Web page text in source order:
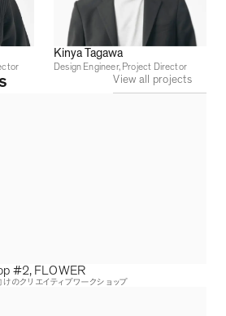
Kinya Tagawa
Design Engineer, Project Director
View all projects
#2, FLOWER
のクリエイティブワークショップ